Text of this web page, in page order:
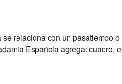
relaciona con un pasatiempo
Española agrega: cuadro,